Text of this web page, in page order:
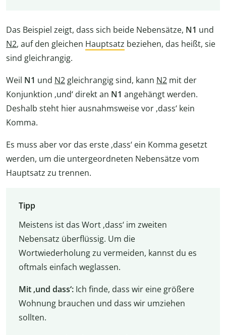
Das Beispiel zeigt, dass sich beide Nebensätze, N1 und
N2, auf den gleichen Hauptsatz beziehen, das heißt, sie
sind gleichrangig.
Weil N1 und N2gleichrangig sind, kann N2 mit der
Konjunktion ‚und‘ direkt an N1 angehängt werden.
Deshalb steht hier ausnahmsweise vor ‚dass‘ kein
Komma.
Es muss aber vor das erste ‚dass‘ ein Komma gesetzt
werden, um die untergeordneten Nebensätze vom
Hauptsatz zu trennen.
Tipp
Meistens ist das Wort ‚dass‘ im zweiten
Nebensatz überflüssig. Um die
Wortwiederholung zu vermeiden, kannst du es
oftmals einfach weglassen.
Mit ‚und dass‘:Ich finde, dass wir eine größere
Wohnung brauchen und dass wir umziehen
sollten.